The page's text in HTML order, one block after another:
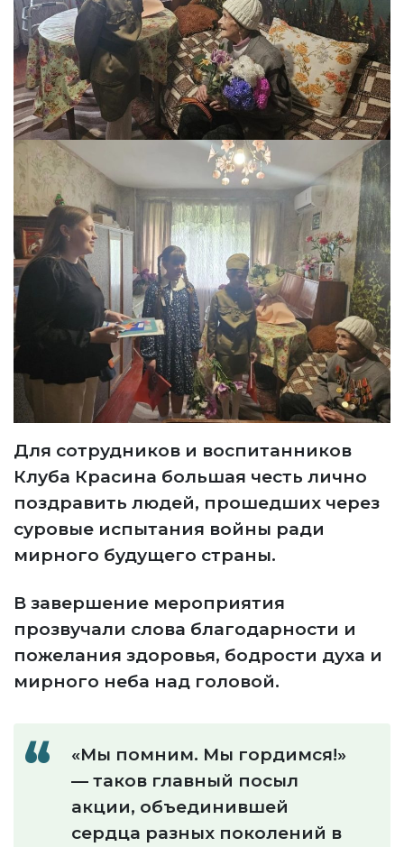
Для сотрудников и воспитанников
Клуба Красина большая честь лично
поздравить людей, прошедших через
суровые испытания войны ради
мирного будущего страны.
В завершение мероприятия
прозвучали слова благодарности и
пожелания здоровья, бодрости духа и
мирного неба над головой.
«Мы помним. Мы гордимся!»
— таков главный посыл
акции, объединившей
сердца разных поколений в